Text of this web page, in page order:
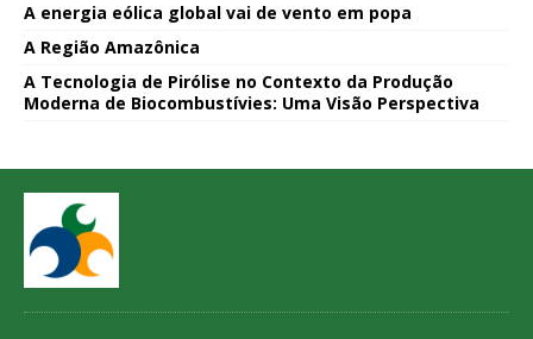
A energia eólica global vai de vento em popa
A Região Amazônica
A Tecnologia de Pirólise no Contexto da Produção
Moderna de Biocombustívies: Uma Visão Perspectiva